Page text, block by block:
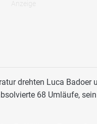
drehten Luca Badoer
68 Umläufe,